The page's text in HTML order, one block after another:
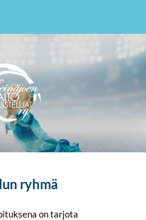
Seinäjoen Taitoluistelijat ry
ryhmä
on tarjota